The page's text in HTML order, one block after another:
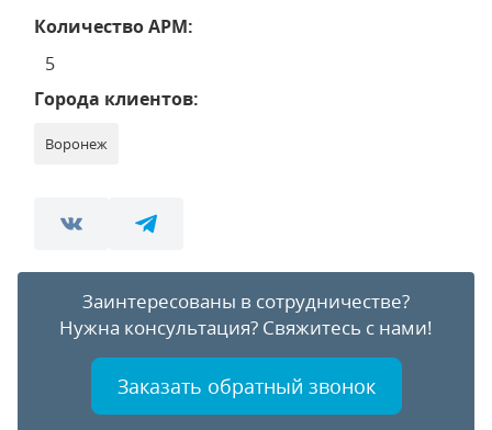
Количество АРМ:
5
Города клиентов:
Воронеж
Заинтересованы в сотрудничестве?
Нужна консультация? Свяжитесь с нами!
Заказать обратный звонок